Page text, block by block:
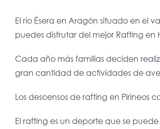
El río Ésera en Aragón situado en el
puedes disfrutar del mejor Rafting en
Cada año más familias deciden
gran cantidad de actividades de
Los descensos de rafting en Pirineos
El rafting es un deporte que se